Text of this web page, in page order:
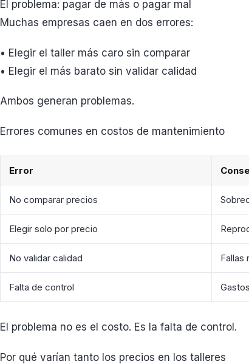
El problema: pagar de más o pagar mal
Muchas empresas caen en dos errores:
• Elegir el taller más caro sin comparar
• Elegir el más barato sin validar calidad
Ambos generan problemas.
Errores comunes en costos de mantenimiento
Error
No comparar precios
Elegir solo por precio
No validar calidad Fallas
Falta de control
El problema no es el costo. Es la falta de control.
Por qué varían tanto los precios en los talleres